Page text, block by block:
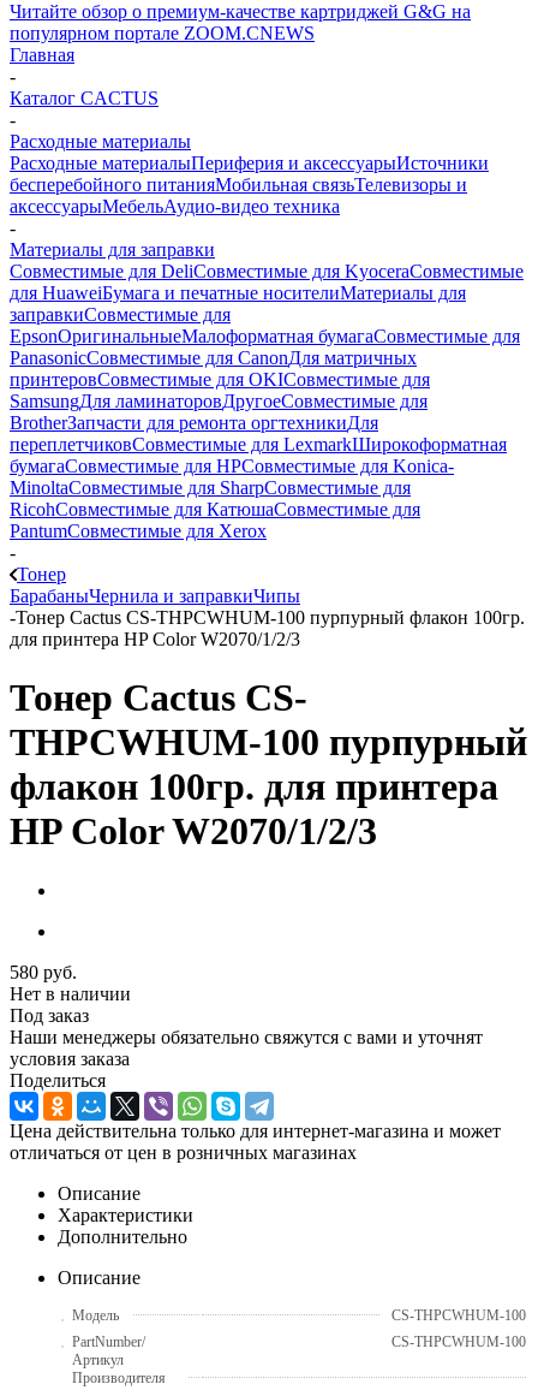
Читайте обзор о премиум-качестве картриджей G&G на
популярном портале ZOOM.CNEWS
Главная
-
Каталог CACTUS
-
Расходные материалы
Расходные материалыПериферия и аксессуарыИсточники
бесперебойного питанияМобильная связьТелевизоры и
аксессуарыМебельАудио-видео техника
-
Материалы для заправки
Совместимые для DeliСовместимые для KyoceraСовместимые
для HuaweiБумага и печатные носителиМатериалы для
заправкиСовместимые для
EpsonОригинальныеМалоформатная бумагаСовместимые для
PanasonicСовместимые для CanonДля матричных
принтеровСовместимые для OKIСовместимые для
SamsungДля ламинаторовДругоеСовместимые для
BrotherЗапчасти для ремонта оргтехникиДля
переплетчиковСовместимые для LexmarkШирокоформатная
бумагаСовместимые для HPСовместимые для Konica-
MinoltaСовместимые для SharpСовместимые для
RicohСовместимые для КатюшаСовместимые для
PantumСовместимые для Xerox
-
Тонер
БарабаныЧернила и заправкиЧипы
-Тонер Cactus CS-THPCWHUM-100 пурпурный флакон 100гр.
для принтера HP Color W2070/1/2/3
Тонер Cactus CS-
THPCWHUM-100 пурпурный
флакон 100гр. для принтера
HP Color W2070/1/2/3
580 руб.
Нет в наличии
Под заказ
Наши менеджеры обязательно свяжутся с вами и уточнят
условия заказа
Поделиться
Цена действительна только для интернет-магазина и может
отличаться от цен в розничных магазинах
Описание
Характеристики
Дополнительно
Описание
Модель
CS-THPCWHUM-100
PartNumber/
Артикул
Производителя
CS-THPCWHUM-100